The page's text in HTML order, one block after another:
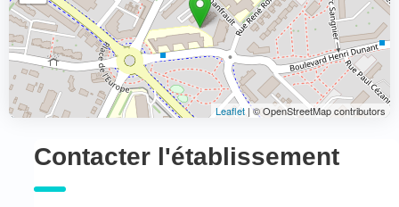
Leaflet| © OpenStreetMap contributors
Contacter l'établissement